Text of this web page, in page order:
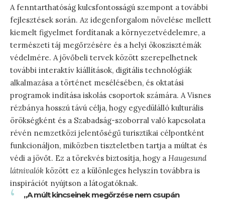
A fenntarthatóság kulcsfontosságú szempont a további
fejlesztések során. Az idegenforgalom növelése mellett
kiemelt figyelmet fordítanak a környezetvédelemre, a
természeti táj megőrzésére és a helyi ökoszisztémák
védelmére. A jövőbeli tervek között szerepelhetnek
további interaktív kiállítások, digitális technológiák
alkalmazása a történet mesélésében, és oktatási
programok indítása iskolás csoportok számára. A Visnes
rézbánya hosszú távú célja, hogy egyedülálló kulturális
örökségként és a Szabadság-szoborral való kapcsolata
révén nemzetközi jelentőségű turisztikai célpontként
funkcionáljon, miközben tiszteletben tartja a múltat és
védi a jövőt. Ez a törekvés biztosítja, hogy a Haugesund
látnivalók között ez a különleges helyszín továbbra is
inspirációt nyújtson a látogatóknak.
„A múlt kincseinek megőrzése nem csupán